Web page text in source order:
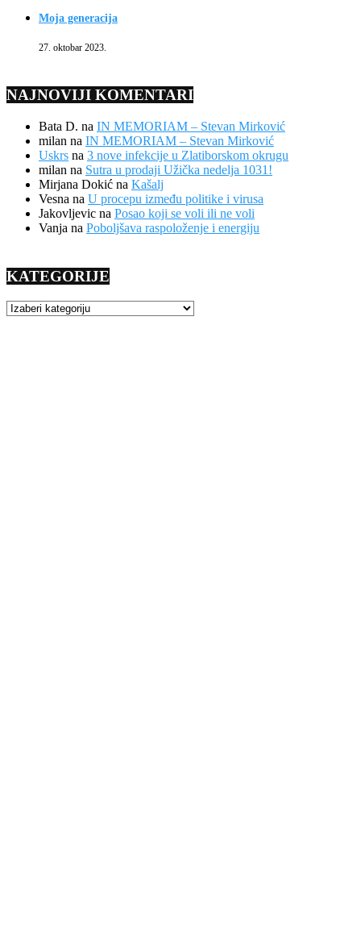
Moja generacija
27. oktobar 2023.
NAJNOVIJI KOMENTARI
Bata D. na IN MEMORIAM – Stevan Mirković
milan na IN MEMORIAM – Stevan Mirković
Uskrs na 3 nove infekcije u Zlatiborskom okrugu
milan na Sutra u prodaji Užička nedelja 1031!
Mirjana Dokić na Kašalj
Vesna na U procepu između politike i virusa
Jakovljevic na Posao koji se voli ili ne voli
Vanja na Poboljšava raspoloženje i energiju
KATEGORIJE
KATEGORIJE